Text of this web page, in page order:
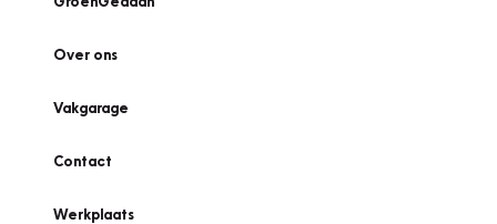
Over ons
Vakgarage
Contact
Werkplaats